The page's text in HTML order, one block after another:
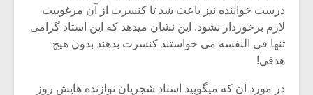
درست خواننده نیز باعث شد تا کنسرت از آن مرغوبیت
لازم برخوردار نشود. این نشان می‏دهد که این استاد گرامی
تنها فی‏ النفسه می‏ خواستند کنسرت بدهند بدون هیچ
هدفی!
در مورد آن که می‏گویید استاد شجریان نوازنده‏ هایش روز